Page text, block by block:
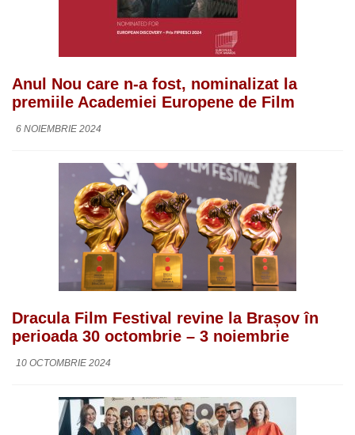
Anul Nou care n-a fost, nominalizat la
premiile Academiei Europene de Film
6 NOIEMBRIE 2024
Dracula Film Festival revine la Brașov în
perioada 30 octombrie – 3 noiembrie
10 OCTOMBRIE 2024